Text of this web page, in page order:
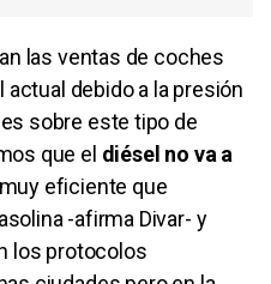
las ventas de coches
debido a la presión
sobre este tipo de
que el diésel no va a
eficiente que
-afirma Divar- y
los protocolos